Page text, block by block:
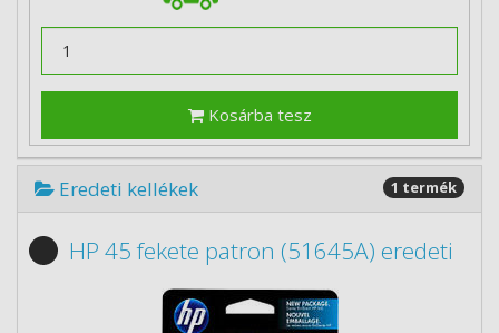
Kosárba tesz
Eredeti kellékek 1 termék
HP 45 fekete patron (51645A) eredeti